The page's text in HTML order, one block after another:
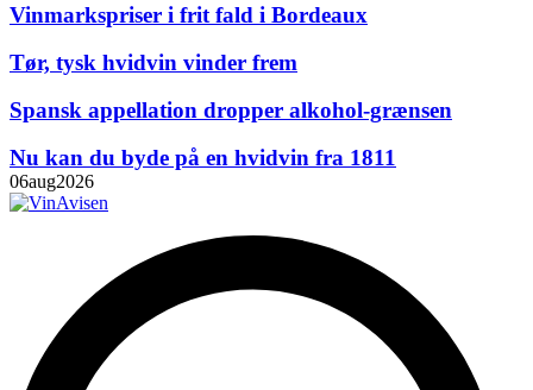
Vinmarkspriser i frit fald i Bordeaux
Tør, tysk hvidvin vinder frem
Spansk appellation dropper alkohol-grænsen
Nu kan du byde på en hvidvin fra 1811
06aug2026